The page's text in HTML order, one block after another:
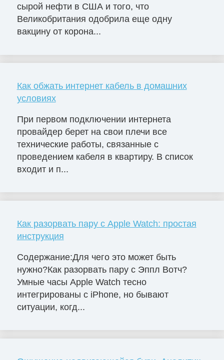
сырой нефти в США и того, что
Великобритания одобрила еще одну
вакцину от корона...
Как обжать интернет кабель в домашних
условиях
При первом подключении интернета
провайдер берет на свои плечи все
технические работы, связанные с
проведением кабеля в квартиру. В список
входит и п...
Как разорвать пару с Apple Watch: простая
инструкция
Содержание:Для чего это может быть
нужно?Как разорвать пару с Эппл Вотч?
Умные часы Apple Watch тесно
интегрированы с iPhone, но бывают
ситуации, когд...